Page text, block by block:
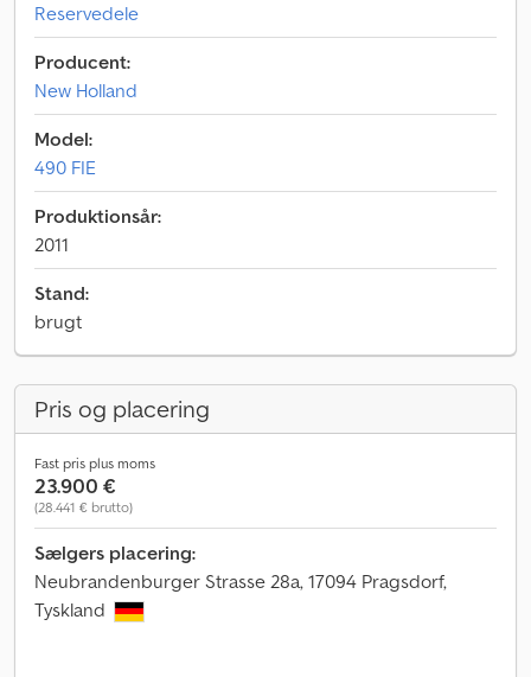
Reservedele
Producent:
New Holland
Model:
490 FIE
Produktionsår:
2011
Stand:
brugt
Pris og placering
Fast pris plus moms
23.900 €
(28.441 € brutto)
Sælgers placering:
Neubrandenburger Strasse 28a, 17094 Pragsdorf,
Tyskland